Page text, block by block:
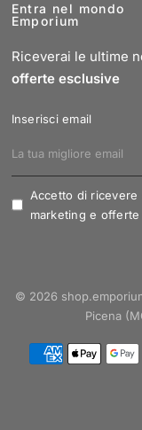
Entra nel mondo
Emporium
Riceverai le ultime
offerte esclusive
Inserisci email
Accetto di ricevere
marketing e offerte
© 2026
Picena